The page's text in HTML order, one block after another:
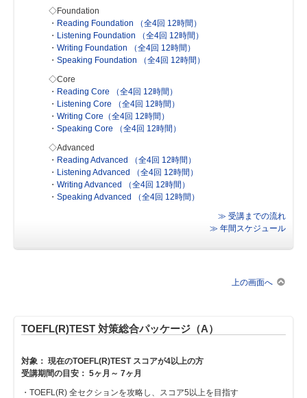
◇Foundation
・ Reading Foundation （全4回 12時間）
・ Listening Foundation （全4回 12時間）
・ Writing Foundation （全4回 12時間）
・ Speaking Foundation （全4回 12時間）
◇Core
・ Reading Core （全4回 12時間）
・ Listening Core （全4回 12時間）
・ Writing Core（全4回 12時間）
・ Speaking Core （全4回 12時間）
◇Advanced
・ Reading Advanced （全4回 12時間）
・ Listening Advanced （全4回 12時間）
・ Writing Advanced （全4回 12時間）
・ Speaking Advanced （全4回 12時間）
≫ 受講までの流れ
≫ 年間スケジュール
上の画面へ
TOEFL(R)TEST 対策総合パッケージ（A）
対象： 現在のTOEFL(R)TEST スコアが4以上の方
受講期間の目安： 5ヶ月～ 7ヶ月
・TOEFL(R) 全セクションを攻略し、スコア5以上を目指す